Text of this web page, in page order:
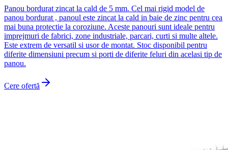
Panou bordurat zincat la cald de 5 mm. Cel mai rigid model de
panou bordurat , panoul este zincat la cald in baie de zinc pentru cea
mai buna protectie la coroziune. Aceste panouri sunt ideale pentru
imprejmuri de fabrici, zone industriale, parcari, curti si multe altele.
Este extrem de versatil si usor de montat. Stoc disponibil pentru
diferite dimensiuni precum si porti de diferite feluri din acelasi tip de
panou.
Cere ofertă